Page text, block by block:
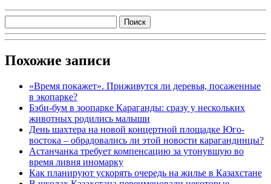
Похожие записи
«Время покажет». Приживутся ли деревья, посаженные
в экопарке?
Бэби-бум в зоопарке Караганды: сразу у нескольких
животных родились малыши
День шахтера на новой концертной площадке Юго-
востока – обрадовались ли этой новости карагандинцы?
Астанчанка требует компенсацию за утонувшую во
время ливня иномарку
Как планируют ускорять очередь на жилье в Казахстане